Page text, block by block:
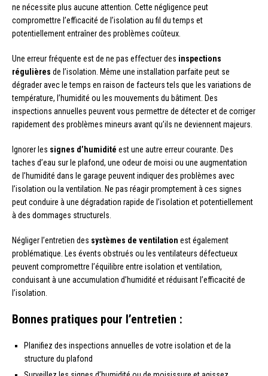
ne nécessite plus aucune attention. Cette négligence peut
compromettre l’efficacité de l’isolation au fil du temps et
potentiellement entraîner des problèmes coûteux.
Une erreur fréquente est de ne pas effectuer des inspections
régulières de l’isolation. Même une installation parfaite peut se
dégrader avec le temps en raison de facteurs tels que les variations de
température, l’humidité ou les mouvements du bâtiment. Des
inspections annuelles peuvent vous permettre de détecter et de corriger
rapidement des problèmes mineurs avant qu’ils ne deviennent majeurs.
Ignorer les signes d’humidité est une autre erreur courante. Des
taches d’eau sur le plafond, une odeur de moisi ou une augmentation
de l’humidité dans le garage peuvent indiquer des problèmes avec
l’isolation ou la ventilation. Ne pas réagir promptement à ces signes
peut conduire à une dégradation rapide de l’isolation et potentiellement
à des dommages structurels.
Négliger l’entretien des systèmes de ventilation est également
problématique. Les évents obstrués ou les ventilateurs défectueux
peuvent compromettre l’équilibre entre isolation et ventilation,
conduisant à une accumulation d’humidité et réduisant l’efficacité de
l’isolation.
Bonnes pratiques pour l’entretien :
Planifiez des inspections annuelles de votre isolation et de la
structure du plafond